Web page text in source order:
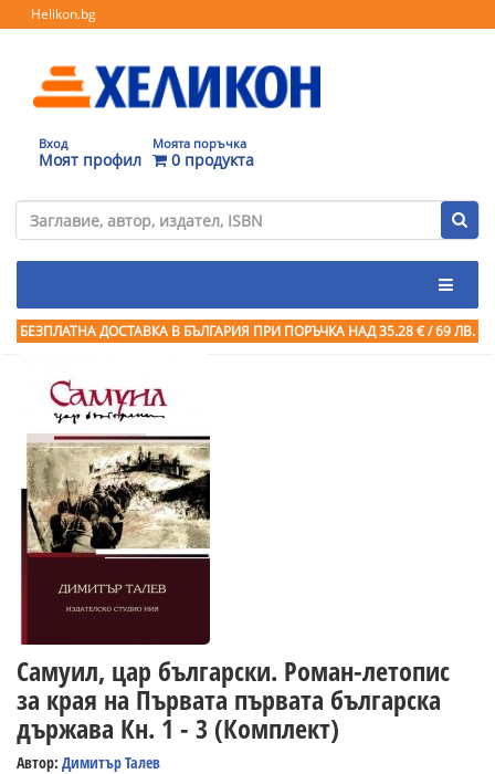
Helikon.bg
Вход
Моят профил
Моята поръчка
0 продукта
БЕЗПЛАТНА ДОСТАВКА В БЪЛГАРИЯ ПРИ ПОРЪЧКА НАД 35.28 € / 69 ЛВ.
Самуил, цар български. Роман-летопис
за края на Първата първата българска
държава Кн. 1 - 3 (Комплект)
Автор: Димитър Талев